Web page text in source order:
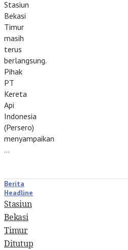
Stasiun
Bekasi
Timur
masih
terus
berlangsung.
Pihak
PT
Kereta
Api
Indonesia
(Persero)
menyampaikan
…
Berita
Headline
Stasiun
Bekasi
Timur
Ditutup